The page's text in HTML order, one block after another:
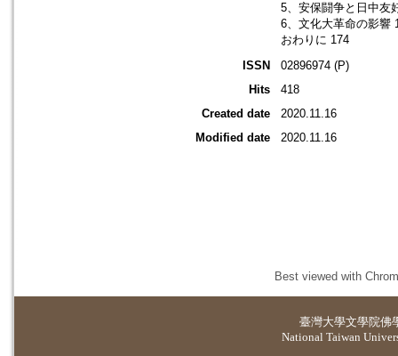
5、安保闘争と日中友
6、文化大革命の影響
おわりに 174
ISSN
02896974 (P)
Hits
418
Created date
2020.11.16
Modified date
2020.11.16
Best viewed with
臺灣大學文學院佛
National Taiwan